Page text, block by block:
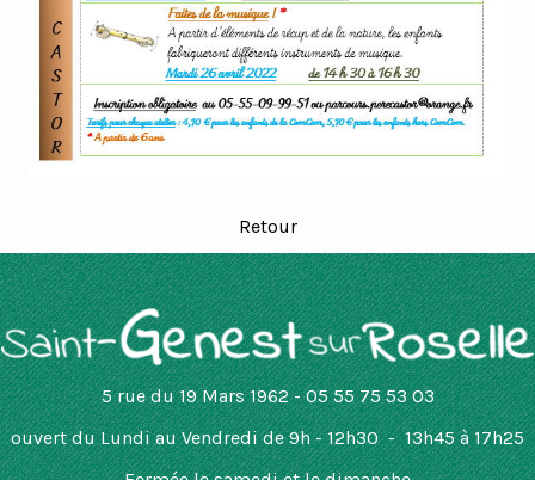
Retour
5 rue du 19 Mars 1962 - 05 55 75 53 03
ouvertdu Lundi au Vendredi de 9h - 12h30 - 13h45 à 17h25